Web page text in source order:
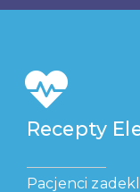
Recepty
Pacjenci